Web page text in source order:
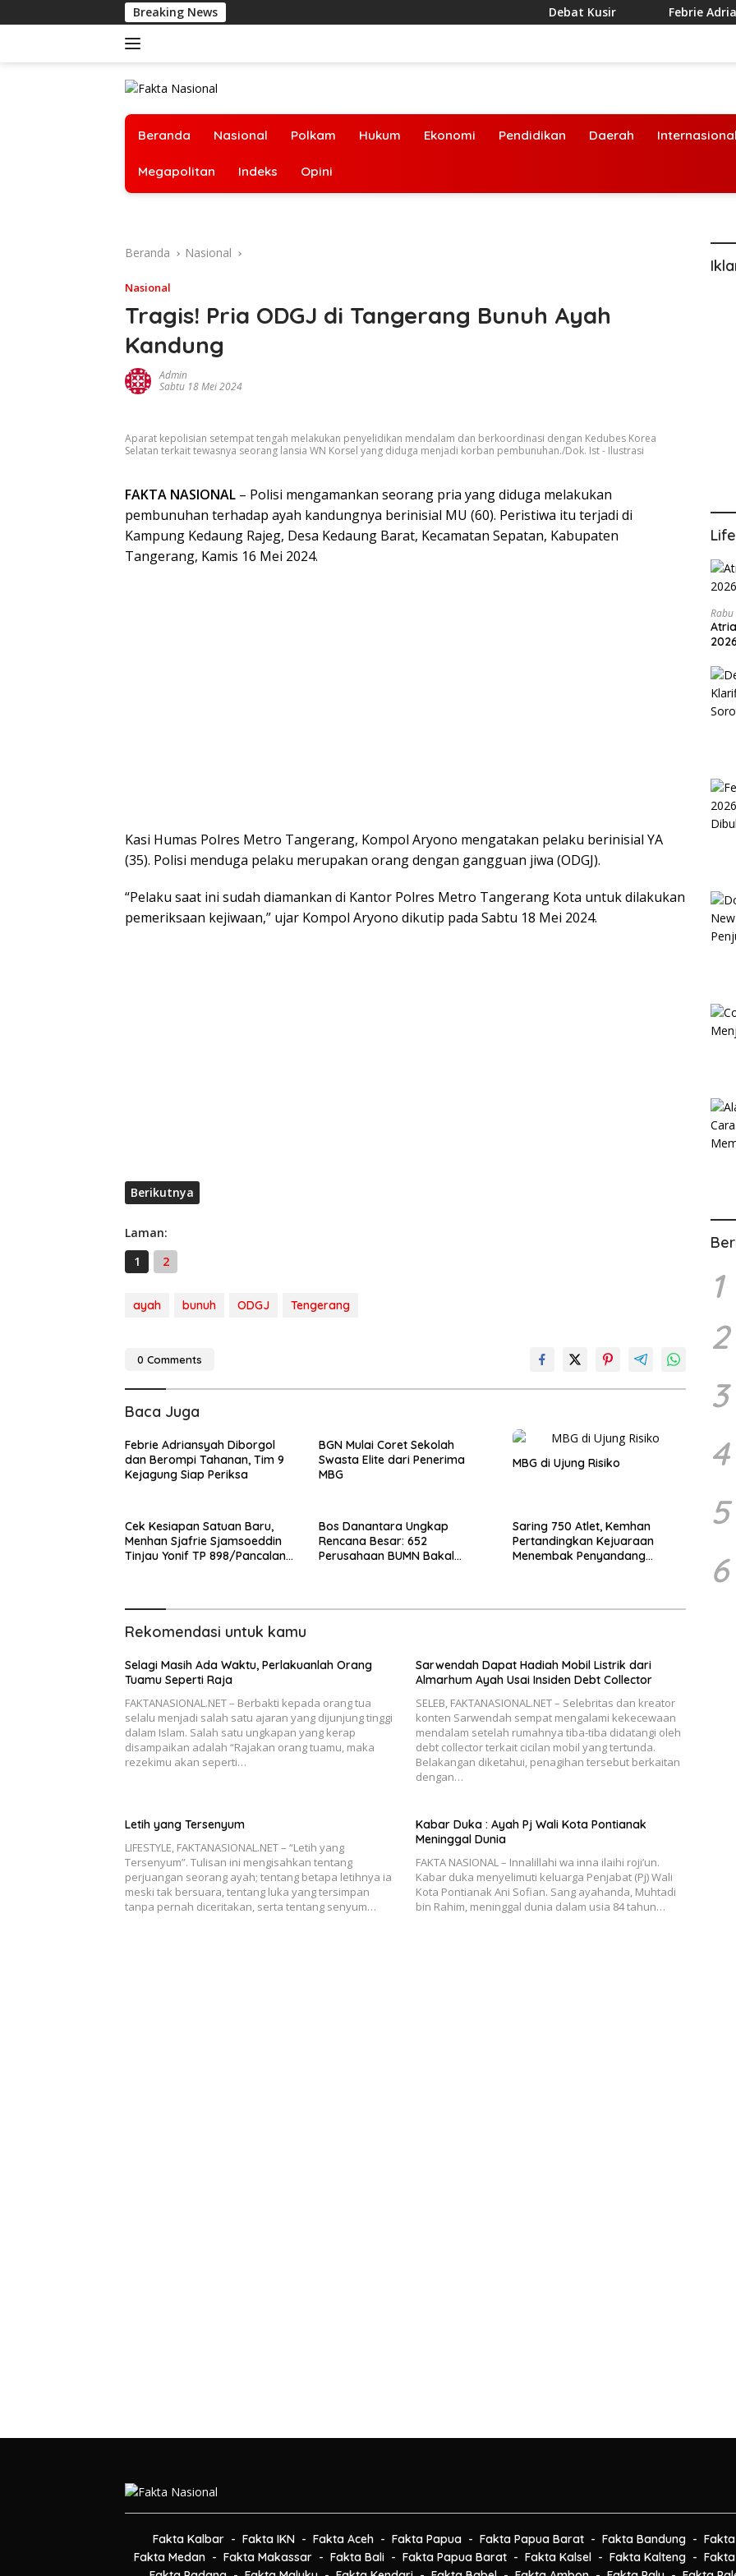
ke
Breaking News Debat Kusir Febrie
Beranda Nasional Polkam Hukum Ekonomi Pendidikan Daerah Internasional
Megapolitan Indeks Opini
Beranda Nasional
Nasional
Tragis! Pria ODGJ di Tangerang Bunuh Ayah
Kandung
Admin
Sabtu 18 Mei 2024
Aparat kepolisian setempat tengah melakukan penyelidikan mendalam dan berkoordinasi dengan Kedubes Korea
Selatan terkait tewasnya seorang lansia WN Korsel yang diduga menjadi korban pembunuhan./Dok. Ist - Ilustrasi
FAKTA NASIONAL – Polisi mengamankan seorang pria yang diduga melakukan
pembunuhan terhadap ayah kandungnya berinisial MU (60). Peristiwa itu terjadi di
Kampung Kedaung Rajeg, Desa Kedaung Barat, Kecamatan Sepatan, Kabupaten
Tangerang, Kamis 16 Mei 2024.
Kasi Humas Polres Metro Tangerang, Kompol Aryono mengatakan pelaku berinisial YA
(35). Polisi menduga pelaku merupakan orang dengan gangguan jiwa (ODGJ).
“Pelaku saat ini sudah diamankan di Kantor Polres Metro Tangerang Kota untuk dilakukan
pemeriksaan kejiwaan,” ujar Kompol Aryono dikutip pada Sabtu 18 Mei 2024.
Berikutnya
Laman:
1
2
ayah bunuh ODGJ Tengerang
0 Comments
Baca Juga
Febrie Adriansyah Diborgol
dan Berompi Tahanan, Tim 9
Kejagung Siap Periksa
BGN Mulai Coret Sekolah
Swasta Elite dari Penerima
MBG
MBG di Ujung Risiko
Cek Kesiapan Satuan Baru,
Menhan Sjafrie Sjamsoeddin
Tinjau Yonif TP 898/Pancalang
Bos Danantara Ungkap
Rencana Besar: 652
Perusahaan BUMN Bakal
Saring 750 Atlet, Kemhan
Pertandingkan Kejuaraan
Menembak Penyandang
Rekomendasi untuk kamu
Selagi Masih Ada Waktu, Perlakuanlah Orang
Tuamu Seperti Raja
FAKTANASIONAL.NET – Berbakti kepada orang tua
selalu menjadi salah satu ajaran yang dijunjung tinggi
dalam Islam. Salah satu ungkapan yang kerap
disampaikan adalah “Rajakan orang tuamu, maka
rezekimu akan seperti…
Sarwendah Dapat Hadiah Mobil Listrik dari
Almarhum Ayah Usai Insiden Debt Collector
SELEB, FAKTANASIONAL.NET – Selebritas dan kreator
konten Sarwendah sempat mengalami kekecewaan
mendalam setelah rumahnya tiba-tiba didatangi oleh
debt collector terkait cicilan mobil yang tertunda.
Belakangan diketahui, penagihan tersebut berkaitan
dengan…
Letih yang Tersenyum
LIFESTYLE, FAKTANASIONAL.NET – “Letih yang
Tersenyum”. Tulisan ini mengisahkan tentang
perjuangan seorang ayah; tentang betapa letihnya ia
meski tak bersuara, tentang luka yang tersimpan
tanpa pernah diceritakan, serta tentang senyum…
Kabar Duka : Ayah Pj Wali Kota Pontianak
Meninggal Dunia
FAKTA NASIONAL – Innalillahi wa inna ilaihi roji’un.
Kabar duka menyelimuti keluarga Penjabat (Pj) Wali
Kota Pontianak Ani Sofian. Sang ayahanda, Muhtadi
bin Rahim, meninggal dunia dalam usia 84 tahun…
2026
1
2
3
4
5
6
Fakta Kalbar Fakta IKN Fakta Aceh Fakta Papua Fakta Papua Barat Fakta Bandung
Fakta Medan
Fakta Makassar Fakta Bali Fakta Papua Barat Fakta Kalsel Fakta Kalteng